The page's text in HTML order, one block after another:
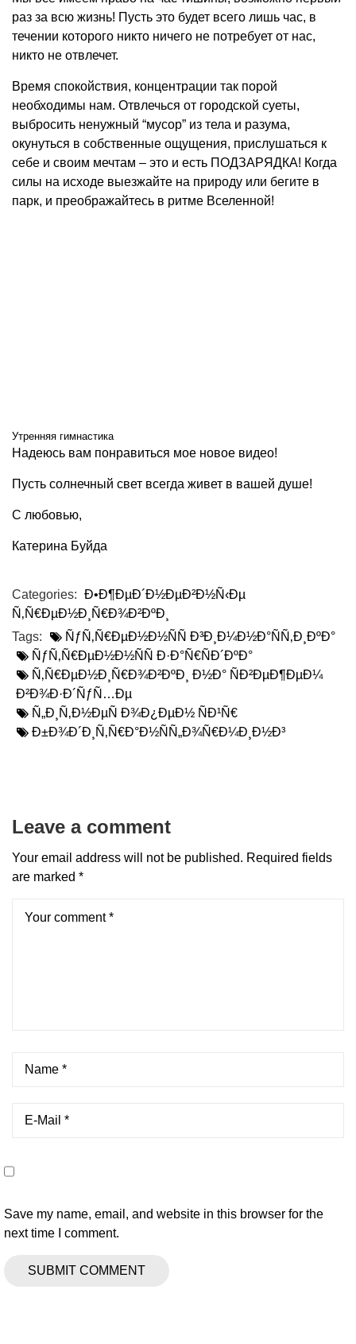
раз за всю жизнь! Пусть это будет всего лишь час, в
течении которого никто ничего не потребует от нас,
никто не отвлечет.
Время спокойствия, концентрации так порой
необходимы нам. Отвлечься от городской суеты,
выбросить ненужный “мусор” из тела и разума,
окунуться в собственные ощущения, прислушаться к
себе и своим мечтам – это и есть ПОДЗАРЯДКА! Когда
силы на исходе выезжайте на природу или бегите в
парк, и преображайтесь в ритме Вселенной!
Утренняя гимнастика
Надеюсь вам понравиться мое новое видео!
Пусть солнечный свет всегда живет в вашей душе!
С любовью,
Катерина Буйда
Categories: Ð•Ð¶ÐµÐ´Ð½ÐµÐ²Ð½Ñ‹Ðµ
Ñ‚Ñ€ÐµÐ½Ð¸Ñ€Ð¾Ð²ÐºÐ¸
Tags:
ÑƒÑ‚Ñ€ÐµÐ½Ð½ÑÑ Ð³Ð¸Ð¼Ð½Ð°ÑÑ‚Ð¸ÐºÐ°
ÑƒÑ‚Ñ€ÐµÐ½Ð½ÑÑ Ð·Ð°Ñ€ÑÐ´ÐºÐ°
Ñ‚Ñ€ÐµÐ½Ð¸Ñ€Ð¾Ð²ÐºÐ¸ Ð½Ð° ÑÐ²ÐµÐ¶ÐµÐ¼
Ð²Ð¾Ð·Ð´ÑƒÑ…Ðµ
Ñ„Ð¸Ñ‚Ð½ÐµÑ Ð¾Ð¿ÐµÐ½ ÑÐ¹Ñ€
Ð±Ð¾Ð´Ð¸Ñ‚Ñ€Ð°Ð½ÑÑ„Ð¾Ñ€Ð¼Ð¸Ð½Ð³
Leave a comment
Your email address will not be published. Required fields
are marked *
Save my name, email, and website in this browser for the
next time I comment.